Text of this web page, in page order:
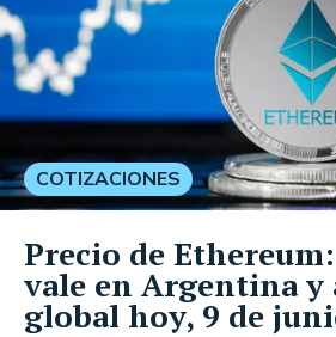
COTIZACIONES
Precio de
vale en Argentina y
global hoy, 9 de